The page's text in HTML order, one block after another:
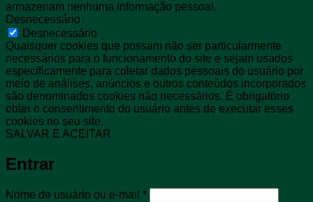
armazenam nenhuma informação pessoal.
Desnecessário
Desnecessário
Quaisquer cookies que possam não ser particularmente
necessários para o funcionamento do site e sejam usados ​​
especificamente para coletar dados pessoais do usuário por
meio de análises, anúncios e outros conteúdos incorporados
são denominados cookies não necessários. É obrigatório
obter o consentimento do usuário antes de executar esses
cookies no seu site.
SALVAR E ACEITAR
Entrar
Nome de usuário ou e-mail *Obrigatório